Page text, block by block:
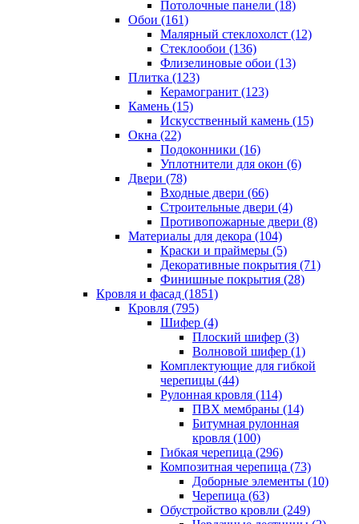
Потолочные панели (18)
Обои (161)
Малярный стеклохолст (12)
Стеклообои (136)
Флизелиновые обои (13)
Плитка (123)
Керамогранит (123)
Камень (15)
Искусственный камень (15)
Окна (22)
Подоконники (16)
Уплотнители для окон (6)
Двери (78)
Входные двери (66)
Строительные двери (4)
Противопожарные двери (8)
Материалы для декора (104)
Краски и праймеры (5)
Декоративные покрытия (71)
Финишные покрытия (28)
Кровля и фасад (1851)
Кровля (795)
Шифер (4)
Плоский шифер (3)
Волновой шифер (1)
Комплектующие для гибкой
черепицы (44)
Рулонная кровля (114)
ПВХ мембраны (14)
Битумная рулонная
кровля (100)
Гибкая черепица (296)
Композитная черепица (73)
Доборные элементы (10)
Черепица (63)
Обустройство кровли (249)